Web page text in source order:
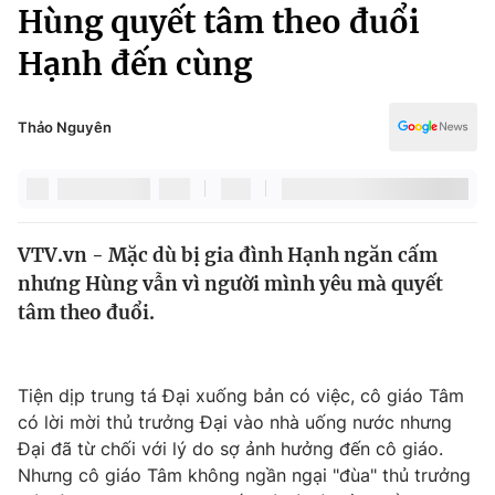
Chính trị
Xã hội
Pháp luật
Thế giới
Tin tức
Câu chuyện quốc tế
Kinh tế
Thị trường
Góc doanh nghiệp
Dữ liệu và đời sống
Truyền hình
Truyền hình
Văn hóa - Giải trí
Công nghệ
Hùng quyết tâm theo đuổi
Hạnh đến cùng
Thảo Nguyên
VTV.vn - Mặc dù bị gia đình Hạnh ngăn cấm
nhưng Hùng vẫn vì người mình yêu mà quyết
tâm theo đuổi.
Tiện dịp trung tá Đại xuống bản có việc, cô giáo Tâm
có lời mời thủ trưởng Đại vào nhà uống nước nhưng
Đại đã từ chối với lý do sợ ảnh hưởng đến cô giáo.
Nhưng cô giáo Tâm không ngần ngại "đùa" thủ trưởng